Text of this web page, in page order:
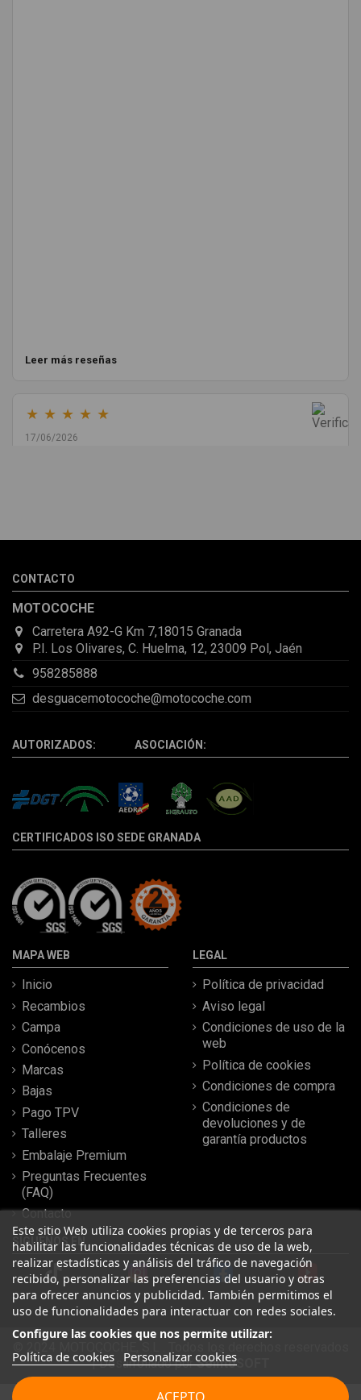
Leer más reseñas
★ ★ ★ ★ ★
17/06/2026
la pieza llegó correcta y bien embalada, además de llegarme 2
Leer más reseñas
CONTACTO
MOTOCOCHE
Carretera A92-G Km 7,18015 Granada
P.I. Los Olivares, C. Huelma, 12, 23009 Pol, Jaén
958285888
desguacemotocoche@motocoche.com
AUTORIZADOS: ASOCIACIÓN:
CERTIFICADOS ISO SEDE GRANADA
MAPA WEB
Inicio
Recambios
Campa
Conócenos
Marcas
Bajas
Pago TPV
Talleres
Embalaje Premium
Preguntas Frecuentes
(FAQ)
Contacto
LEGAL
Política de privacidad
Aviso legal
Condiciones de uso de la
web
Política de cookies
Condiciones de compra
Condiciones de
devoluciones y de
garantía productos
Este sitio Web utiliza cookies propias y de terceros para
habilitar las funcionalidades técnicas de uso de la web,
realizar estadísticas y análisis del tráfico de navegación
recibido, personalizar las preferencias del usuario y otras
para ofrecer anuncios y publicidad. También permitimos el
uso de funcionalidades para interactuar con redes sociales.
Configure las cookies que nos permite utilizar:
Política de cookies Personalizar cookies
SÍGUENOS EN
| Desarrollado porSeintoSOFT